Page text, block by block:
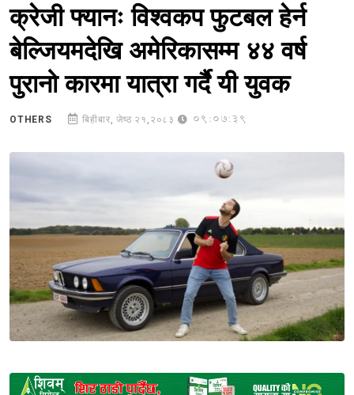
क्रेजी फ्यानः विश्वकप फुटबल हेर्न
बेल्जियमदेखि अमेरिकासम्म ४४ वर्ष
पुरानो कारमा यात्रा गर्दै यी युवक
OTHERS बिहीबार, जेष्ठ २१,२०८३ 09:07:39